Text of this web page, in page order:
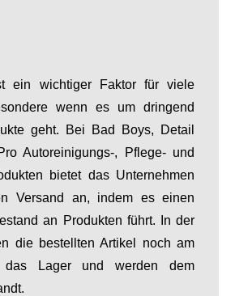
ein wichtiger Faktor für viele
wenn es um dringend
geht. Bei Bad Boys, Detail
Autoreinigungs-, Pflege- und
bietet das Unternehmen
Versand an, indem es einen
an Produkten führt. In der
die bestellten Artikel noch am
das Lager und werden dem